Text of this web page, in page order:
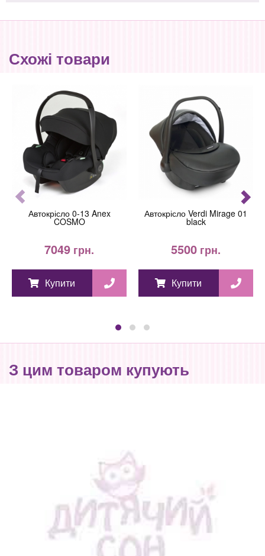
Схожі товари
Автокрісло 0-13 Anex
COSMO
7049 грн.
Купити
Автокрісло Verdi Mirage 01
black
5500 грн.
Купити
З цим товаром купують